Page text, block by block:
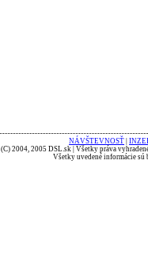
NÁVŠTEVNOSŤ
(C) 2004, 2005 DSL.sk | Všetky práva
Všetky uvedené informácie sú